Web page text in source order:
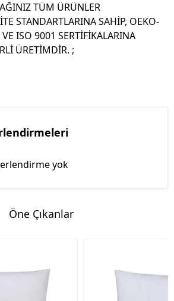
TÜM ÜRÜNLER
STANDARTLARINA SAHİP, OEKO-
ISO 9001 SERTİFİKALARINA
ÜRETİMDİR. ;
yok
Öne Çıkanlar